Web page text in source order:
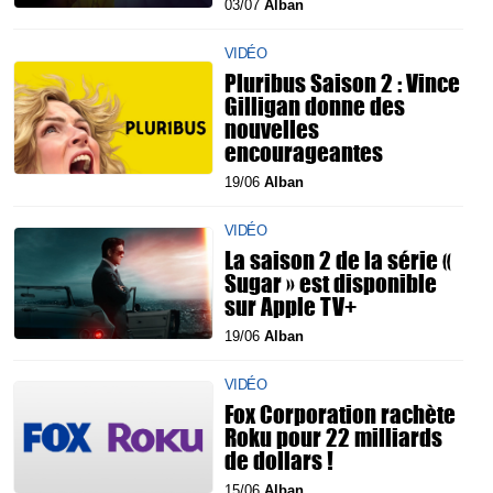
03/07 Alban
VIDÉO
Pluribus Saison 2 : Vince
Gilligan donne des
nouvelles
encourageantes
19/06 Alban
VIDÉO
La saison 2 de la série «
Sugar » est disponible
sur Apple TV+
19/06 Alban
VIDÉO
Fox Corporation rachète
Roku pour 22 milliards
de dollars !